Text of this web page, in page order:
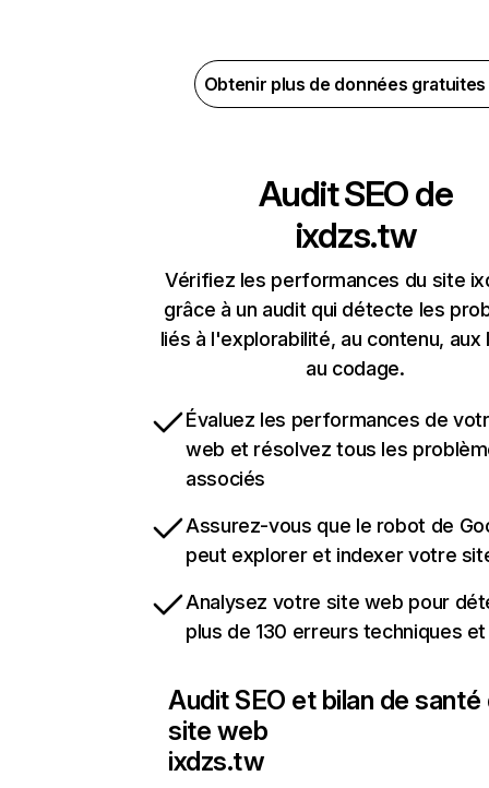
Obtenir plus de données
Audit SEO de
ixdzs.tw
Vérifiez les performances du site
grâce à un audit qui détecte les
liés à l'explorabilité, au contenu, aux
au codage.
Évaluez les performances de
web et résolvez tous les
associés
Assurez-vous que le robot de
peut explorer et indexer votre
Analysez votre site web pour
plus de 130 erreurs techniques et
Audit SEO et bilan de santé
site web
ixdzs.tw